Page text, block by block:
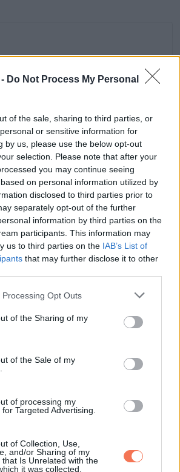
Do Not Process My Personal
of the sale, sharing to third parties, or
or sensitive information for
by us, please use the below opt-out
selection. Please note that after your
you may continue seeing
on personal information utilized by
disclosed to third parties prior to
separately opt-out of the further
information by third parties on the
participants. This information may
us to third parties on the IAB’s List of
that may further disclose it to other
website/app uses one or more Google
or usage behaviour. You may click to
to Google and its third-party tags to
specified purposes in below Google
Opt Outs
of the Sharing of my
of the Sale of my
of processing my
Targeted Advertising.
of Collection, Use,
and/or Sharing of my
that Is Unrelated with the
it was collected.
zárul az augusztus, nagyot
KÖVETKEZŐ POSZT
egyetemista az ebédlőben
le szeretett volna ülni…